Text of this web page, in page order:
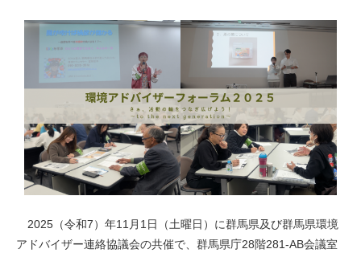
2025（令和7）年11月1日（土曜日）に群馬県及び群馬県環境
アドバイザー連絡協議会の共催で、群馬県庁28階281-AB会議室